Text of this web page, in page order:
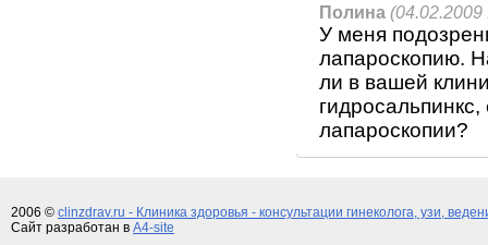
Полина (04.02.2009
У меня
лапароскопию.
ли в вашей
лапароскопии?
2006 © clinzdrav.ru - Клиника здоровья - консультации гинеколога, узи,
Сайт разработан в A4-site